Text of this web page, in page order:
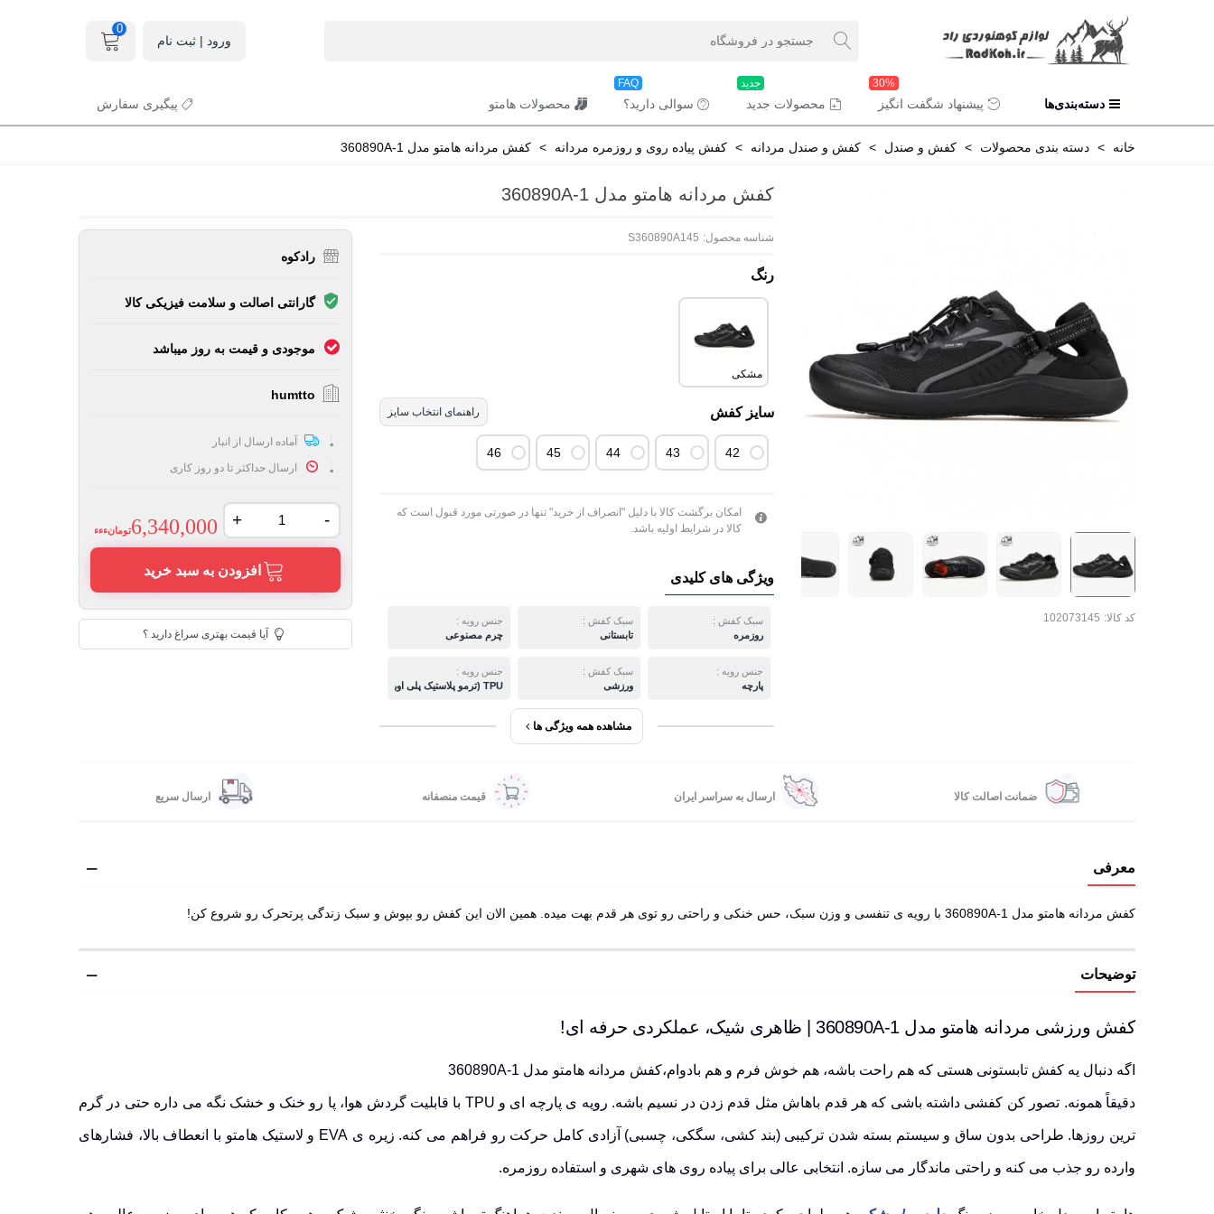
ورود | ثبت نام
0
دسته‌بندی‌ها پیشنهاد شگفت انگیز
30%
محصولات جدید
جدید
سوالی دارید؟
FAQ
محصولات هامتو پیگیری سفارش
خانه > دسته بندی محصولات > کفش و صندل > کفش و صندل مردانه > کفش پیاده روی و روزمره مردانه > کفش مردانه هامتو مدل 360890A-1
کد کالا: 102073145
کفش مردانه هامتو مدل 360890A-1
شناسه محصول: S360890A145
رنگ
مشکی
سایز کفش راهنمای انتخاب سایز
42
43
44
45
46
امکان برگشت کالا با دلیل "انصراف از خرید" تنها در صورتی مورد قبول است که
کالا در شرایط اولیه باشد.
ویژگی های کلیدی
سبک کفش :
روزمره
سبک کفش :
تابستانی
جنس رویه :
چرم مصنوعی
جنس رویه :
پارچه
سبک کفش :
ورزشی
جنس رویه :
TPU (ترمو پلاستیک پلی اورتان)
مشاهده همه ویژگی ها
رادکوه
گارانتی اصالت و سلامت فیزیکی کالا
موجودی و قیمت به روز میباشد
humtto
آماده ارسال از انبار
ارسال حداکثر تا دو روز کاری
-
+
6,340,000تومانءءء
افزودن به سبد خرید
آیا قیمت بهتری سراغ دارید ؟
ضمانت اصالت کالا ارسال به سراسر ایران قیمت منصفانه ارسال سریع
معرفی
کفش مردانه هامتو مدل 360890A-1 با رویه ی تنفسی و وزن سبک، حس خنکی و راحتی رو توی هر قدم بهت میده. همین الان این کفش رو بپوش و سبک زندگی پرتحرک رو شروع کن!
توضیحات
کفش ورزشی مردانه هامتو مدل 360890A-1 | ظاهری شیک، عملکردی حرفه ای!
اگه دنبال یه کفش تابستونی هستی که هم راحت باشه، هم خوش فرم و هم بادوام،کفش مردانه هامتو مدل 360890A-1
دقیقاً همونه. تصور کن کفشی داشته باشی که هر قدم باهاش مثل قدم زدن در نسیم باشه. رویه ی پارچه ای و TPU با قابلیت گردش هوا، پا رو خنک و خشک نگه می داره حتی در گرم
ترین روزها. طراحی بدون ساق و سیستم بسته شدن ترکیبی (بند کشی، سگکی، چسبی) آزادی کامل حرکت رو فراهم می کنه. زیره ی EVA و لاستیک هامتو با انعطاف بالا، فشارهای
وارده رو جذب می کنه و راحتی ماندگار می سازه. انتخابی عالی برای پیاده روی های شهری و استفاده روزمره.